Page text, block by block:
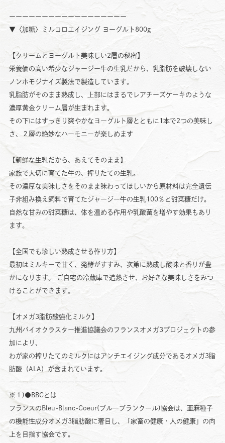
ーーーーーーーーーーーーーーーーーー
▼〈加糖〉ミルコロエイジング ヨーグルト800g
【クリームとヨーグルト美味しい2層の秘密】
栄養価の高い希少なジャージー牛の生乳だから、乳脂肪を破壊しない
ノンホモジナイズ製法で製造しています。
乳脂肪がそのまま熟成し、上部にはまるでレアチーズケーキのような
濃厚黄金クリーム層が生まれます。
その下にはすっきり爽やかなヨーグルト層とともに1本で2つの美味し
さ、２層の絶妙なハーモニーが楽しめます
【新鮮な生乳だから、あえてそのまま】
家族で大切に育てた牛の、搾りたての生乳。
その濃厚な美味しさをそのまま味わってほしいから原材料は完全遺伝
子非組み換え飼料で育てたジャージー牛の生乳100％と甜菜糖だけ。
自然な甘みの甜菜糖は、体を温める作用や乳酸菌を増やす効果もあり
ます。
【全国でも珍しい熟成させる作り方】
最初はミルキーで甘く、発酵がすすみ、次第に熟成し酸味と香りが豊
かになります。 ご自宅の冷蔵庫で追熟させ、お好きな美味しさをみつ
けることができます。
【オメガ3脂肪酸強化ミルク】
九州バイオクラスター推進協議会のフランスオメガ3プロジェクトの参
加により、
わが家の搾りたてのミルクにはアンチエイジング成分であるオメガ3脂
肪酸（ALA）が含まれています。
ーーーーーーーーーーーーーーーーーー
※１)●BBCとは
フランスのBleu-Blanc-Coeur(ブルーブランクール)協会は、亜麻種子
の機能性成分オメガ3脂肪酸に着目し、「家畜の健康・人の健康」の向
上を目指す協会です。